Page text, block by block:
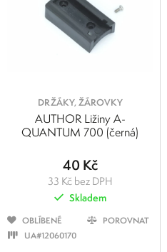
DRŽÁKY, ŽÁROVKY
AUTHOR Ližiny A-
QUANTUM 700 (černá)
40 Kč
33 Kč bez DPH
Skladem
OBLÍBENÉ
POROVNAT
UA#12060170